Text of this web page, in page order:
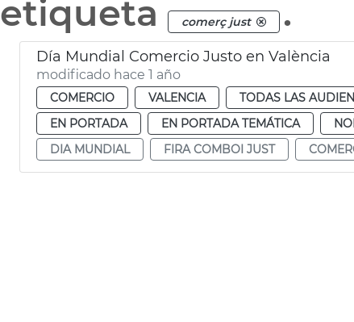
etiqueta
comerç just .
Día Mundial Comercio Justo en València
modificado hace 1 año
COMERCIO VALENCIA TODAS LAS
EN PORTADA
EN PORTADA TEMÁTICA
DIA MUNDIAL
FIRA COMBOI JUST